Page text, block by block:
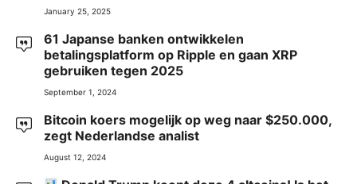
January 25, 2025
61 Japanse banken ontwikkelen
betalingsplatform op Ripple en gaan XRP
gebruiken tegen 2025
September 1, 2024
Bitcoin koers mogelijk op weg naar $250.000,
zegt Nederlandse analist
August 12, 2024